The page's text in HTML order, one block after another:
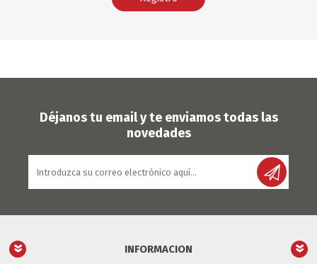
Déjanos tu email y te enviamos todas las
novedades
INFORMACION